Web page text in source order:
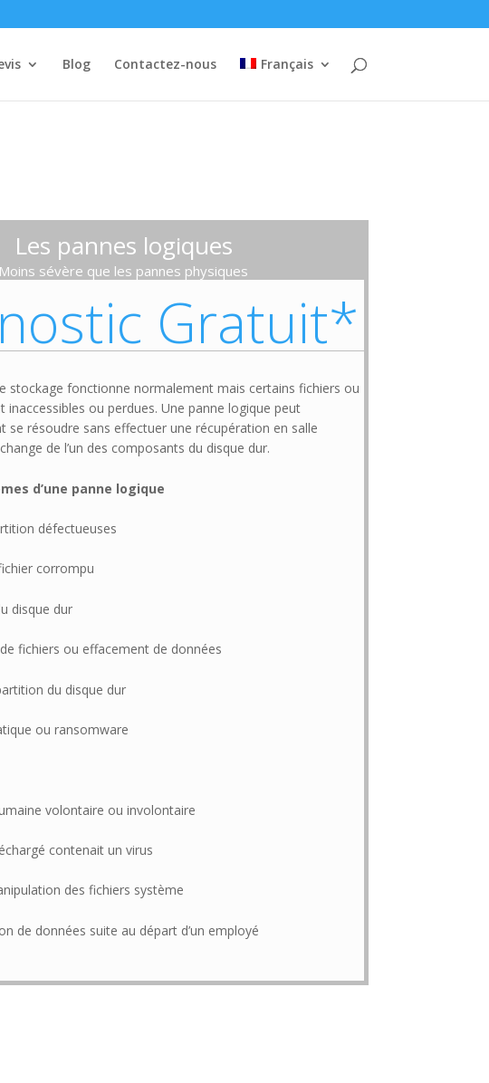
Blog Contactez-nous Français
Les pannes logiques
Moins sévère que les pannes physiques
Gratuit*
stockage fonctionne normalement mais certains fichiers ou
inaccessibles ou perdues. Une panne logique peut
se résoudre sans effectuer une récupération en salle
de l’un des composants du disque dur.
d’une panne logique
défectueuses
corrompu
disque dur
fichiers ou effacement de données
du disque dur
ou ransomware
volontaire ou involontaire
contenait un virus
des fichiers système
de données suite au départ d’un employé